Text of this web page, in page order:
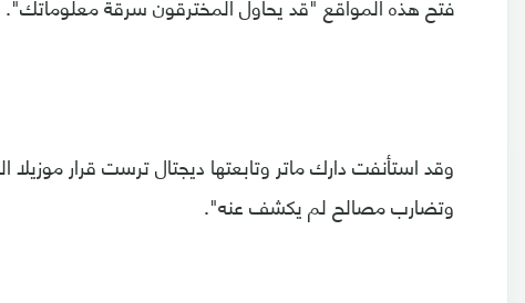
وقد استأنفت دارك ماتر وتابعتها ديجتال ترست قرار
وتضارب مصالح لم يكشف عنه".